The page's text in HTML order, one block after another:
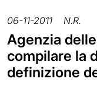
06-11-2011 N.R.
Agenzia
compilare la
definizione